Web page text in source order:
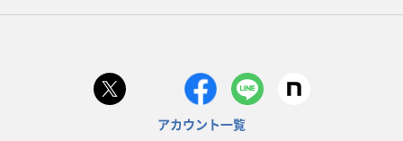
アカウント一覧